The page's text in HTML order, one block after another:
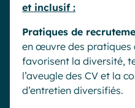
et inclusif :
Pratiques de
en œuvre des pratiques
favorisent la diversité,
l’aveugle des CV et la
d’entretien diversifiés.